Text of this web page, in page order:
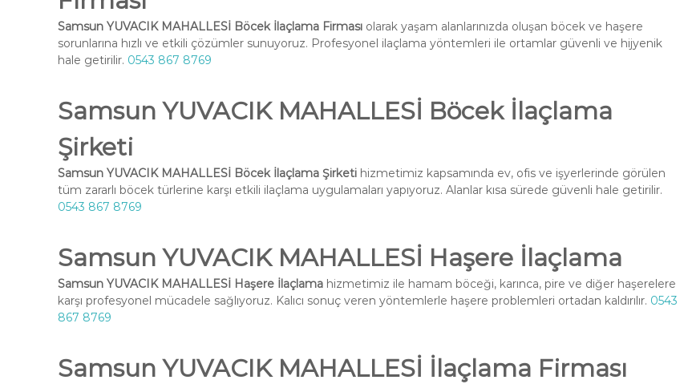
Samsun YUVACIK MAHALLESİ Böcek İlaçlama Firması olarak yaşam alanlarınızda oluşan böcek ve haşere
sorunlarına hızlı ve etkili çözümler sunuyoruz. Profesyonel ilaçlama yöntemleri ile ortamlar güvenli ve hijyenik
hale getirilir. 0543 867 8769
Samsun YUVACIK MAHALLESİ Böcek İlaçlama
Şirketi
Samsun YUVACIK MAHALLESİ Böcek İlaçlama Şirketi hizmetimiz kapsamında ev, ofis ve işyerlerinde görülen
tüm zararlı böcek türlerine karşı etkili ilaçlama uygulamaları yapıyoruz. Alanlar kısa sürede güvenli hale getirilir.
0543 867 8769
Samsun YUVACIK MAHALLESİ Haşere İlaçlama
Samsun YUVACIK MAHALLESİ Haşere İlaçlama hizmetimiz ile hamam böceği, karınca, pire ve diğer haşerelere
karşı profesyonel mücadele sağlıyoruz. Kalıcı sonuç veren yöntemlerle haşere problemleri ortadan kaldırılır. 0543
867 8769
Samsun YUVACIK MAHALLESİ İlaçlama Firması